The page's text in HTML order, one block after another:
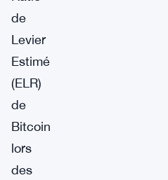
de
Levier
Estimé
(ELR)
de
Bitcoin
lors
des